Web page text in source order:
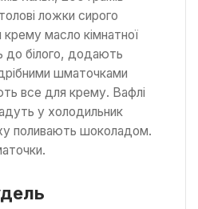
ложки сирого
масло кімнатної
до білого, додають
шматочками
все для крему. Вафлі
у холодильник
поливають шоколадом.